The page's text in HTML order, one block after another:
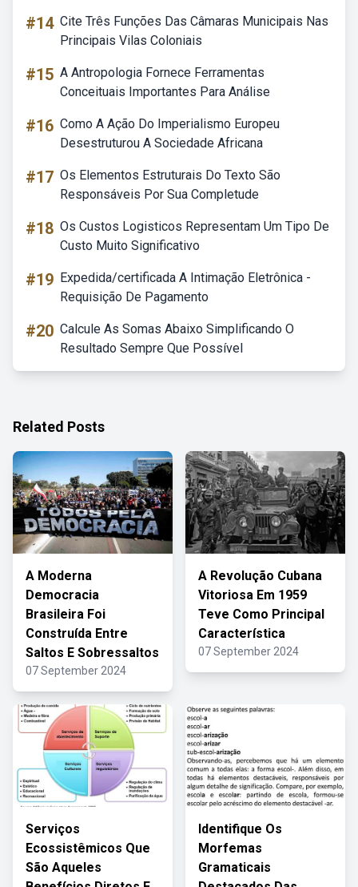
#14 Cite Três Funções Das Câmaras Municipais Nas
Principais Vilas Coloniais
#15 A Antropologia Fornece Ferramentas
Conceituais Importantes Para Análise
#16 Como A Ação Do Imperialismo Europeu
Desestruturou A Sociedade Africana
#17 Os Elementos Estruturais Do Texto São
Responsáveis Por Sua Completude
#18 Os Custos Logisticos Representam Um Tipo De
Custo Muito Significativo
#19 Expedida/certificada A Intimação Eletrônica -
Requisição De Pagamento
#20 Calcule As Somas Abaixo Simplificando O
Resultado Sempre Que Possível
Related Posts
A Moderna
Democracia
Brasileira Foi
Construída Entre
Saltos E Sobressaltos
07 September 2024
A Revolução Cubana
Vitoriosa Em 1959
Teve Como Principal
Característica
07 September 2024
Serviços
Ecossistêmicos Que
São Aqueles
Identifique Os
Morfemas
Gramaticais